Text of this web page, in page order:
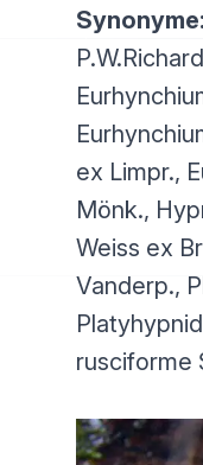
Synonyme:
ex Limpr.,
Mönk.,
Weiss ex
Vanderp.,
rusciforme